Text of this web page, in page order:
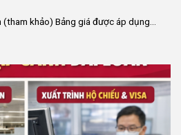
khảo) Bảng giá được áp dụng...